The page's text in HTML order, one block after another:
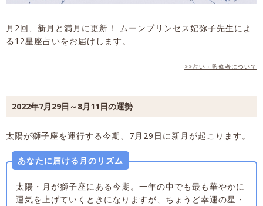
月2回、新月と満月に更新！ ムーンプリンセス妃弥子先生によ
る12星座占いをお届けします。
>>占い・監修者について
2022年7月29日～8月11日の運勢
太陽が獅子座を運行する今期、7月29日に新月が起こります。
あなたに届ける月のリズム
太陽・月が獅子座にある今期。一年の中でも最も華やかに
運気を上げていくときになりますが、ちょうど幸運の星・